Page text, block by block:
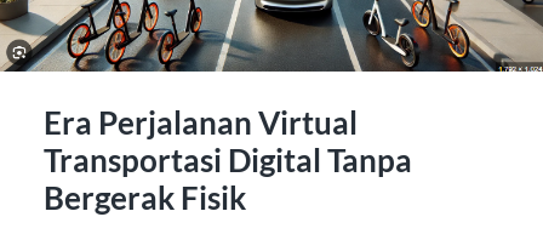
Era Perjalanan Virtual
Transportasi Digital Tanpa
Bergerak Fisik